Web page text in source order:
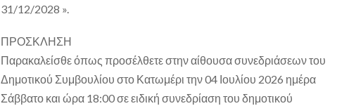
31/12/2028 ».
ΠΡΟΣΚΛΗΣΗ
Παρακαλείσθε όπως προσέλθετε στην αίθουσα συνεδριάσεων του
Δημοτικού Συμβουλίου στο Κατωμέρι την 04 Ιουλίου 2026 ημέρα
Σάββατο και ώρα 18:00 σε ειδική συνεδρίαση του δημοτικού